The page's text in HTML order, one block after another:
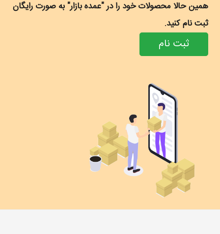
همین حالا محصولات خود را در "عمده بازار" به صورت رایگان
ثبت نام کنید.
ثبت نام